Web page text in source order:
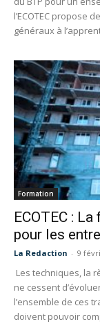
l’ECOTEC propose
généraux à
Formation
ECOTEC :
pour les
La Redaction - 9
Les techniques, la
ne cessent
l’ensemble de ces
doivent pouvoir